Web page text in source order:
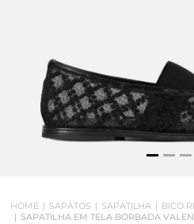
HOME SAPATOS SAPATILHA
BICO
SAPATILHA EM TELA BORBADA